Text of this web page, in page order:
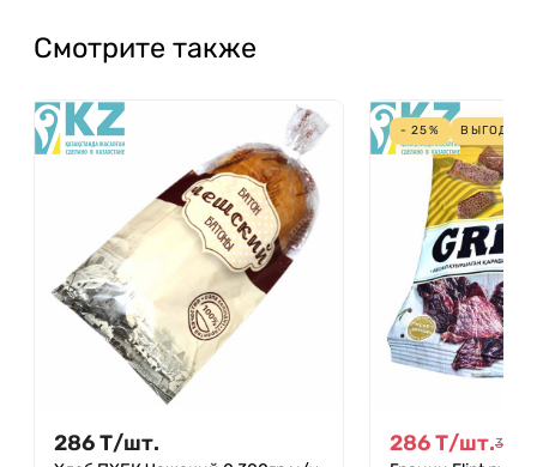
Смотрите также
286Т/шт.
- 25% ВЫГОДА
286Т/шт.381